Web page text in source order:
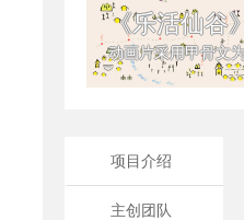
《乐活仙谷》
项目介绍
主创团队